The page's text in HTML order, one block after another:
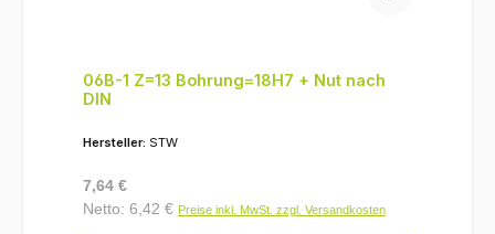
06B-1 Z=13 Bohrung=18H7 + Nut nach
DIN
Hersteller: STW
Regulärer Preis:
7,64 €
Netto: 6,42 € Preise inkl. MwSt. zzgl. Versandkosten